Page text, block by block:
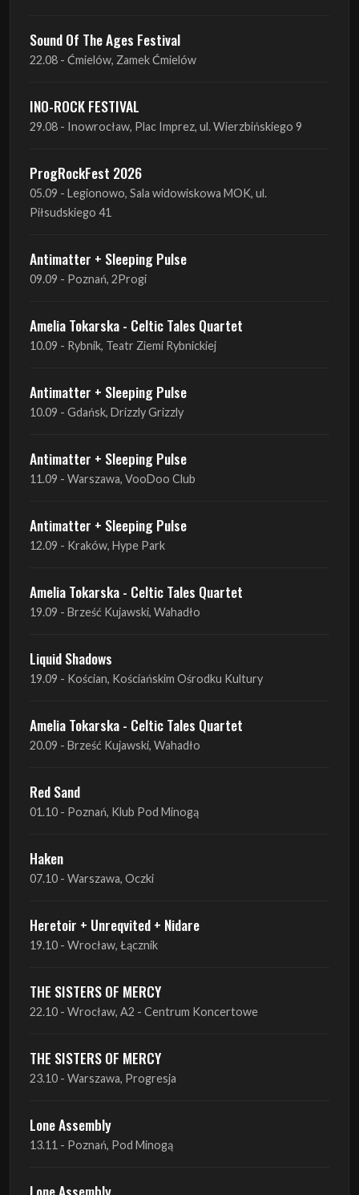
INO-ROCK FESTIVAL
29.08 - Inowrocław, Plac Imprez, ul. Wierzbińskiego 9
ProgRockFest 2026
Antimatter + Sleeping Pulse
09.09 - Poznań, 2Progi
Amelia Tokarska - Celtic Tales Quartet
10.09 - Rybnik, Teatr Ziemi Rybnickiej
Antimatter + Sleeping Pulse
Antimatter + Sleeping Pulse
11.09 - Warszawa, VooDoo Club
Antimatter + Sleeping Pulse
12.09 - Kraków, Hype Park
Amelia Tokarska - Celtic Tales Quartet
19.09 - Brześć Kujawski, Wahadło
Liquid Shadows
19.09 - Kościan, Kościańskim Ośrodku Kultury
Amelia Tokarska - Celtic Tales Quartet
20.09 - Brześć Kujawski, Wahadło
Red Sand
Haken
Heretoir + Unreqvited + Nidare
THE SISTERS OF MERCY
22.10 - Wrocław, A2 - Centrum Koncertowe
THE SISTERS OF MERCY
Lone Assembly
Lone Assembly
14.11 - Piekary Śląskie, OK Andaluzja
Lone Assembly